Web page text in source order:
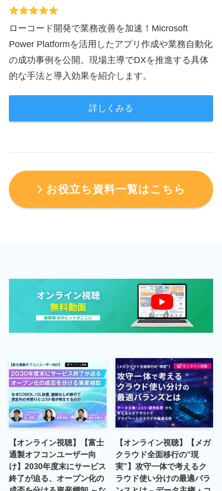
ローコード開発で業務改善を加速！Microsoft
Power Platformを活用したアプリ作成や業務自動化
の成功事例を公開。現場主導でDXを推進する具体
的な手法と導入効果を紹介します。
詳しくみる
お役立ち資料一覧はこちら
【オンライン視聴】【富士
通製オフコンユーザー向
け】2030年度末にサービス
終了が迫る、オープン化の
【オンライン視聴】【メガ
クラウド全面移行の“現
実”】攻守一体で考えるク
ラウド使い分けの最適バラ